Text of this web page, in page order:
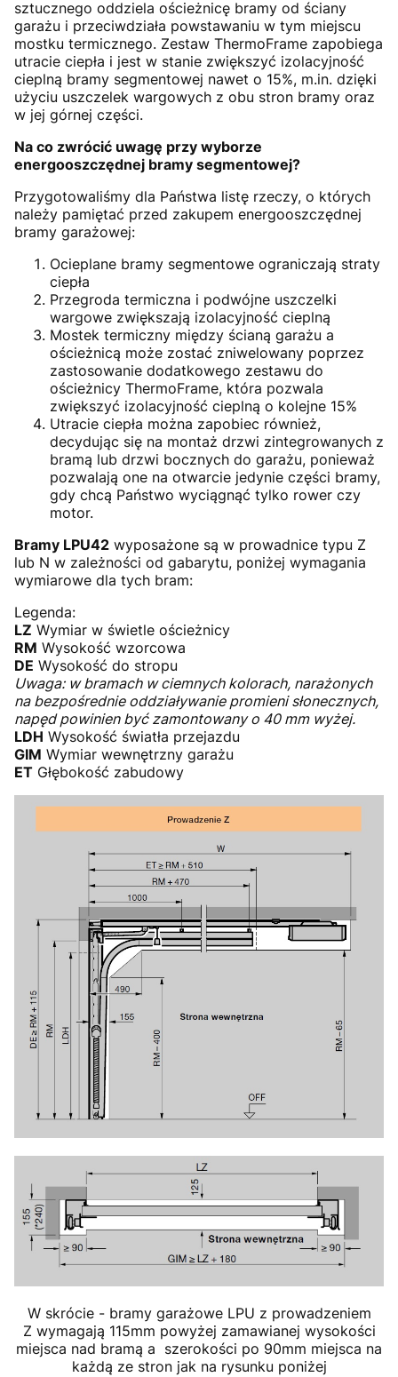
sztucznego oddziela ościeżnicę bramy od ściany
garażu i przeciwdziała powstawaniu w tym miejscu
mostku termicznego. Zestaw ThermoFrame zapobiega
utracie ciepła i jest w stanie zwiększyć izolacyjność
cieplną bramy segmentowej nawet o 15%, m.in. dzięki
użyciu uszczelek wargowych z obu stron bramy oraz
w jej górnej części.
Na co zwrócić uwagę przy wyborze
energooszczędnej bramy segmentowej?
Przygotowaliśmy dla Państwa listę rzeczy, o których
należy pamiętać przed zakupem energooszczędnej
bramy garażowej:
Ocieplane bramy segmentowe ograniczają straty
ciepła
Przegroda termiczna i podwójne uszczelki
wargowe zwiększają izolacyjność cieplną
Mostek termiczny między ścianą garażu a
ościeżnicą może zostać zniwelowany poprzez
zastosowanie dodatkowego zestawu do
ościeżnicy ThermoFrame, która pozwala
zwiększyć izolacyjność cieplną o kolejne 15%
Utracie ciepła można zapobiec również,
decydując się na montaż drzwi zintegrowanych z
bramą lub drzwi bocznych do garażu, ponieważ
pozwalają one na otwarcie jedynie części bramy,
gdy chcą Państwo wyciągnąć tylko rower czy
motor.
Bramy LPU42 wyposażone są w prowadnice typu Z
lub N w zależności od gabarytu, poniżej wymagania
wymiarowe dla tych bram:
Legenda:
LZ Wymiar w świetle ościeżnicy
RM Wysokość wzorcowa
DE Wysokość do stropu
Uwaga: w bramach w ciemnych kolorach, narażonych
na bezpośrednie oddziaływanie promieni słonecznych,
napęd powinien być zamontowany o 40 mm wyżej.
LDH Wysokość światła przejazdu
GIM Wymiar wewnętrzny garażu
ET Głębokość zabudowy
W skrócie - bramy garażowe LPU z prowadzeniem
Z wymagają 115mm powyżej zamawianej wysokości
miejsca nad bramą a szerokości po 90mm miejsca na
każdą ze stron jak na rysunku poniżej